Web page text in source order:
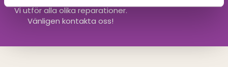
Vi utför alla olika reparationer.
Vänligen kontakta oss!